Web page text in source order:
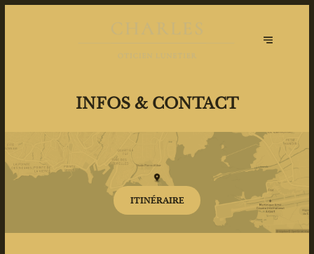
INFOS & CONTACT
ITINÉRAIRE